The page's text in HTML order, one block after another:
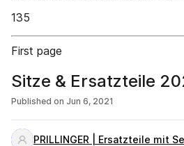
135
First page
Sitze & Ersatzteile
Published on Jun 6, 2021
PRILLINGER | Ersatzteile mit